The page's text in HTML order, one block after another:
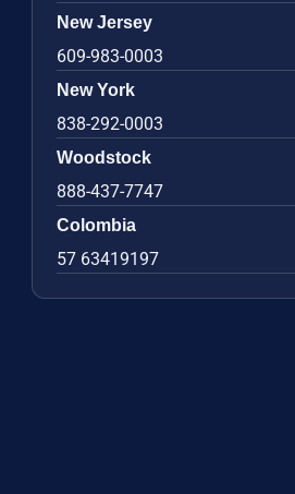
New Jersey
609-983-0003
New York
838-292-0003
Woodstock
888-437-7747
Colombia
57 63419197